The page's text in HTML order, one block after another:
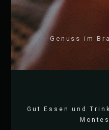
Genuss im
Gut Essen und